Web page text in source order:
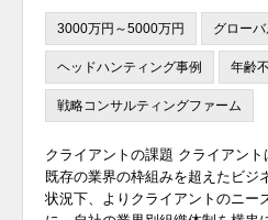
3000万円～5000万円 グロー
ヘッドハンティング事例 年齢
戦略コンサルティングファーム
クライアントの課題 クライアン
既存の業界の枠組みを超えたビジ
状況下、よりクライアントのニー